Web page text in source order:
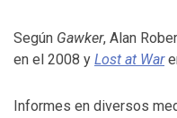
Según Gawker, Alan
en el 2008 y Lost at War
Informes en diversos